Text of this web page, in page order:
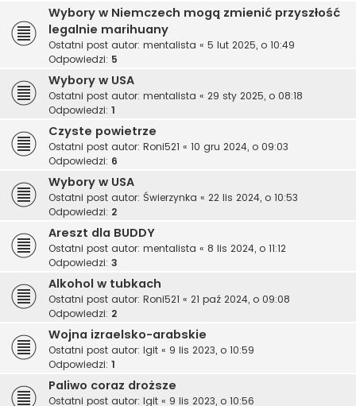
Wybory w Niemczech mogą zmienić przyszłość
legalnie marihuany
Ostatni post autor: mentalista « 5 lut 2025, o 10:49
Odpowiedzi: 5
Wybory w USA
Ostatni post autor: mentalista « 29 sty 2025, o 08:18
Odpowiedzi: 1
Czyste powietrze
Ostatni post autor: Roni521 « 10 gru 2024, o 09:03
Odpowiedzi: 6
Wybory w USA
Ostatni post autor: Świerzynka « 22 lis 2024, o 10:53
Odpowiedzi: 2
Areszt dla BUDDY
Ostatni post autor: mentalista « 8 lis 2024, o 11:12
Odpowiedzi: 3
Alkohol w tubkach
Ostatni post autor: Roni521 « 21 paź 2024, o 09:08
Odpowiedzi: 2
Wojna izraelsko-arabskie
Ostatni post autor: Igit « 9 lis 2023, o 10:59
Odpowiedzi: 1
Paliwo coraz droższe
Ostatni post autor: Igit « 9 lis 2023, o 10:56